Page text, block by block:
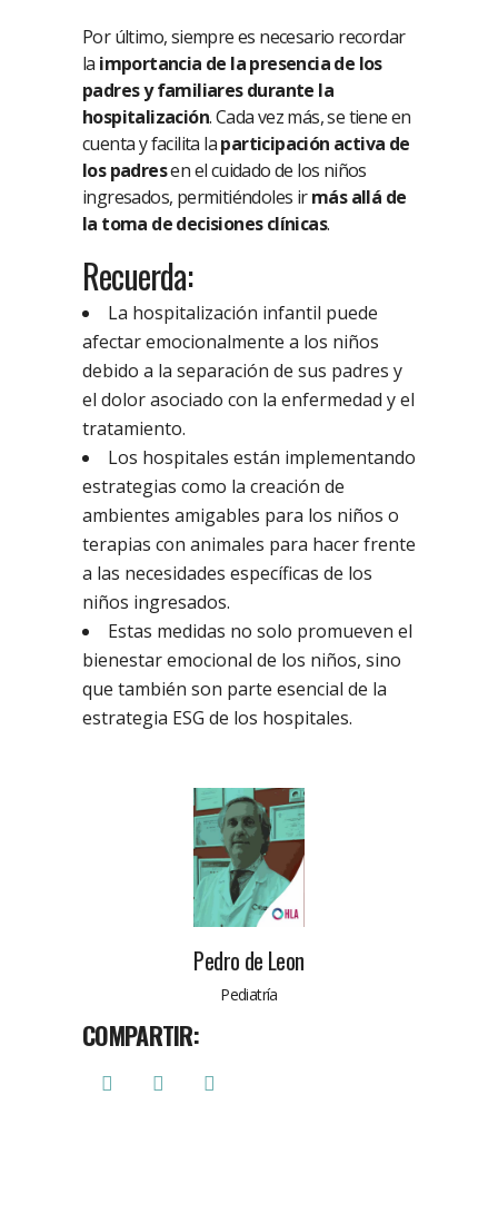
Por último, siempre es necesario recordar
la importancia de la presencia de los
padres y familiares durante la
hospitalización. Cada vez más, se tiene en
cuenta y facilita laparticipación activa de
los padresen el cuidado de los niños
ingresados, permitiéndoles irmás allá de
la toma de decisiones clínicas.
Recuerda:
La hospitalización infantil puede
afectar emocionalmente a los niños
debido a la separación de sus padres y
el dolor asociado con la enfermedad y el
tratamiento.
Los hospitales están implementando
estrategias como la creación de
ambientes amigables para los niños o
terapias con animales para hacer frente
a las necesidades específicas de los
niños ingresados.
Estas medidas no solo promueven el
bienestar emocional de los niños, sino
que también son parte esencial de la
estrategia ESG de los hospitales.
Pedro de Leon
Pediatría
COMPARTIR: